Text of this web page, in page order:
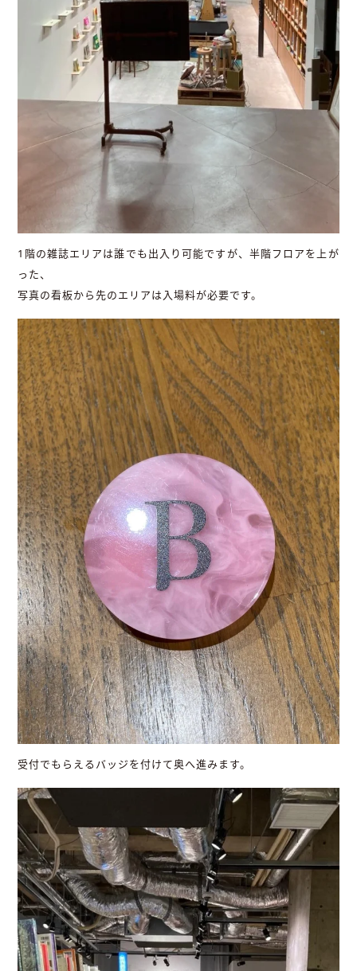
1階の雑誌エリアは誰でも出入り可能ですが、半階フロアを上が
った、
写真の看板から先のエリアは入場料が必要です。
受付でもらえるバッジを付けて奥へ進みます。